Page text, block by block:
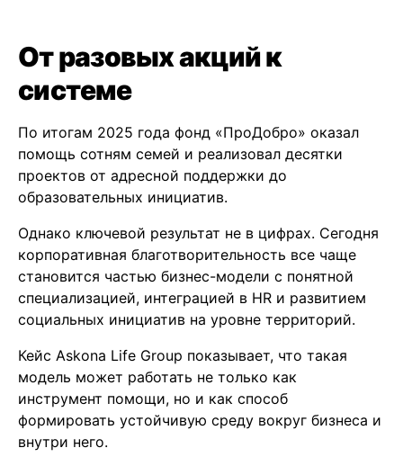
От разовых акций к
системе
По итогам 2025 года фонд «ПроДобро» оказал
помощь сотням семей и реализовал десятки
проектов от адресной поддержки до
образовательных инициатив.
Однако ключевой результат не в цифрах. Сегодня
корпоративная благотворительность все чаще
становится частью бизнес-модели с понятной
специализацией, интеграцией в HR и развитием
социальных инициатив на уровне территорий.
Кейс Askona Life Group показывает, что такая
модель может работать не только как
инструмент помощи, но и как способ
формировать устойчивую среду вокруг бизнеса и
внутри него.